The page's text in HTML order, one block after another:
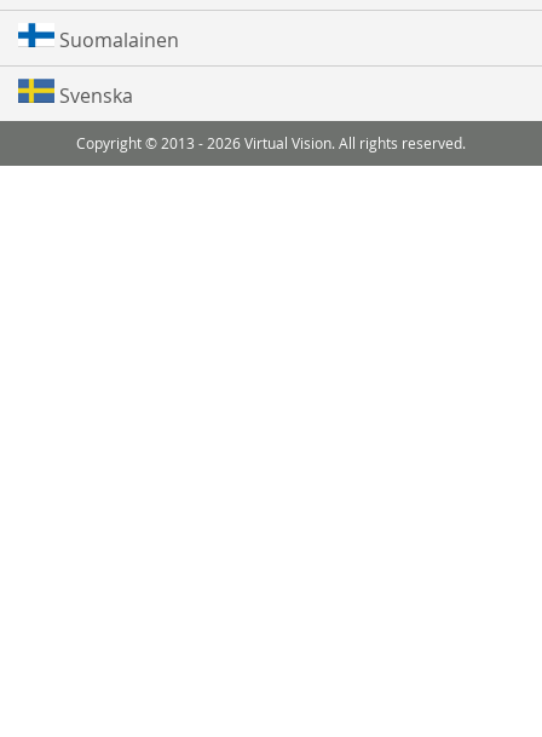
Suomalainen
Svenska
Copyright © 2013 - 2026 Virtual Vision. All rights reserved.